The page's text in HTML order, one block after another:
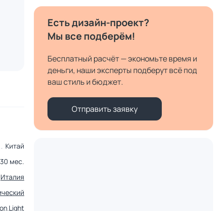
Китай
30 мес.
Италия
Light
Есть дизайн-проект?
Мы все подберём!
Бесплатный расчёт — экономьте время и
деньги, наши эксперты подберут всё под
ваш стиль и бюджет.
Отправить заявку